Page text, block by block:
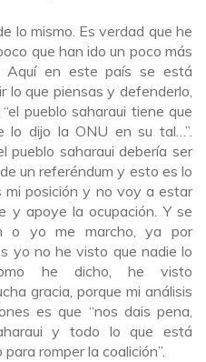
lo mismo. Es verdad que he
que han ido un poco más
Aquí en este país se está
lo que piensas y defenderlo,
pueblo saharaui tiene que
lo dijo la ONU en su tal…”.
pueblo saharaui debería ser
un referéndum y esto es lo
posición y no voy a estar
y apoye la ocupación. Y se
o yo me marcho, ya por
yo no he visto que nadie lo
he dicho, he visto
gracia, porque mi análisis
es que “nos dais pena,
y todo lo que está
romper la coalición”.